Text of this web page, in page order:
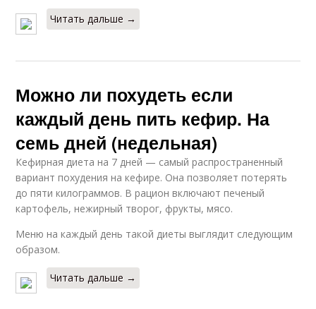
Читать дальше →
Можно ли похудеть если
каждый день пить кефир. На
семь дней (недельная)
Кефирная диета на 7 дней — самый распространенный
вариант похудения на кефире. Она позволяет потерять
до пяти килограммов. В рацион включают печеный
картофель, нежирный творог, фрукты, мясо.
Меню на каждый день такой диеты выглядит следующим
образом.
Читать дальше →